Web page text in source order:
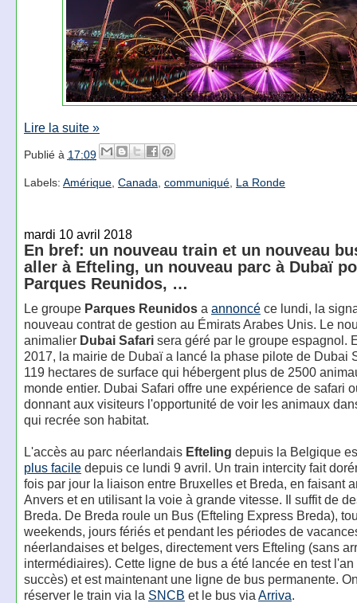
Lire la suite »
Publié à 17:09
Labels: Amérique, Canada communiqué, La Ronde
mardi 10 avril 2018
En bref: un nouveau train et un nouveau
aller à Efteling, un nouveau parc à Dubaï
Parques Reunidos, …
Le groupe Parques Reunidosa annoncéce lundi, la
nouveau contrat de gestion au Émirats Arabes Unis. Le
animalier Dubai Safarisera géré par le groupe espagnol.
2017, la mairie de Dubaï a lancé la phase pilote de Dubai
119 hectares de surface qui hébergent plus de 2500
monde entier. Dubai Safari offre une expérience de safari
donnant aux visiteurs l'opportunité de voir les animaux
qui recrée son habitat.
L'accès au parc néerlandais Efteling depuis la Belgique
plus faciledepuis ce lundi 9 avril. Un train intercity fait
fois par jour la liaison entre Bruxelles et Breda, en faisant
Anvers et en utilisant la voie à grande vitesse. Il suffit de
Breda. De Breda roule un Bus (Efteling Express Breda),
weekends, jours fériés et pendant les périodes de
néerlandaises et belges, directement vers Efteling (sans
intermédiaires). Cette ligne de bus a été lancée en test
succès) et est maintenant une ligne de bus permanente.
réserver le train via la SNCB et le bus via Arriva.